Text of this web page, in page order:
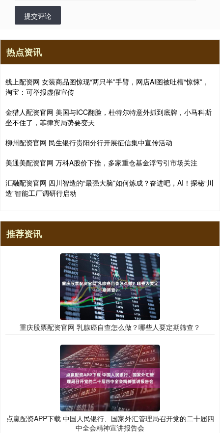
提交评论
热点资讯
线上配资网 女装商品图惊现“两只半”手臂，网店AI图被吐槽“惊悚”，
淘宝：可举报虚假宣传
金猎人配资官网 美国与ICC翻脸，杜特尔特意外抓到底牌，小马科斯
坐不住了，菲律宾局势要变天
柳州配资官网 民生银行贵阳分行开展征信集中宣传活动
美通美配资官网 万科A股价下挫，多家重仓基金浮亏引市场关注
汇融配资官网 四川智造的“最强大脑”如何炼成？奋进吧，AI！探秘“川
造”智能工厂调研行启动
推荐资讯
重庆股票配资官网 乳腺癌自查怎么做？哪些人要定期筛查？
点赢配资APP下载 中国人民银行、国家外汇管理局召开党的二十届四
中全会精神宣讲报告会